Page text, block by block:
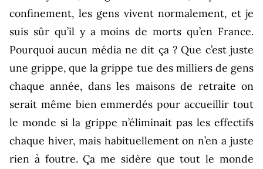
confinement, les gens vivent normalement, et je
suis sûr qu’il y a moins de morts qu’en France.
Pourquoi aucun média ne dit ça ? Que c’est juste
une grippe, que la grippe tue des milliers de gens
chaque année, dans les maisons de retraite on
serait même bien emmerdés pour accueillir tout
le monde si la grippe n’éliminait pas les effectifs
chaque hiver, mais habituellement on n’en a juste
rien à foutre. Ça me sidère que tout le monde